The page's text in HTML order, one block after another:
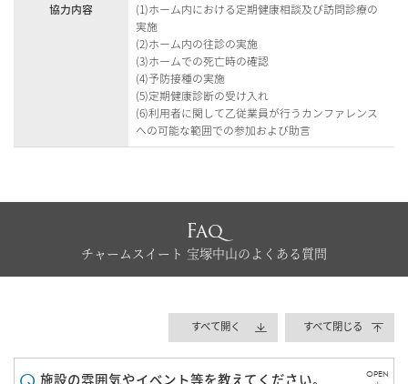
協力内容
(1)ホーム内における定期健康相談及び訪問診療の
実施
(2)ホーム内の往診の実施
(3)ホームでの死亡時の確認
(4)予防接種の実施
(5)定期健康診断の受け入れ
(6)利用者に関して乙従業員が行うカンファレンス
への可能な範囲での参加および助言
Faq
チャームスイート 宝塚中山のよくある質問
すべて開く すべて閉じる
施設の雰囲気やイベント等を教えてください。 OPEN